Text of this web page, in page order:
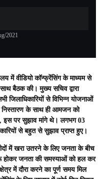
2021
वीडियो कॉन्फ्रेंसिंग के माध्यम से
बैठक की। मुख्य सचिव द्वारा
जिलाधिकारियों से विभिन्न योजनाओं
निस्तारण के साथ ही आमजन को
इस पर सुझाव मांगे थे। लगभग 03
से बहुत से सुझाव प्राप्त हुए।
में खरा उतरने के लिए जनता के बीच
होकर जनता की समस्याओं को हल कर
में दौरा करने का पूर्ण समय मिल